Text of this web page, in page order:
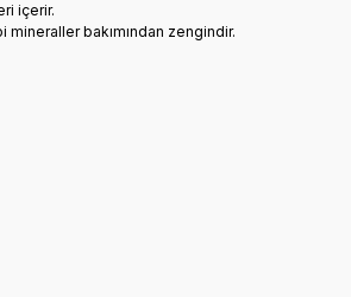
içerir.
bakımından zengindir.